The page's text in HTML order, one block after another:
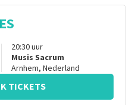
20:30uur
Musis Sacrum
Arnhem, Nederland
TICKETS